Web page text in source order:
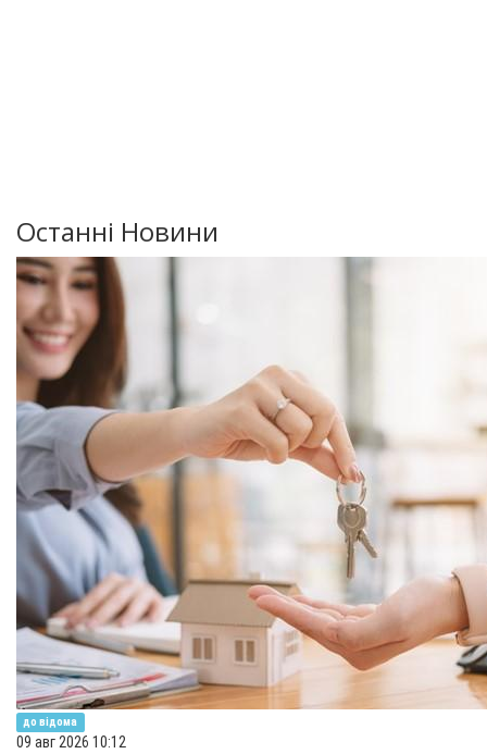
Останні Новини
до відома
09 авг 2026 10:12